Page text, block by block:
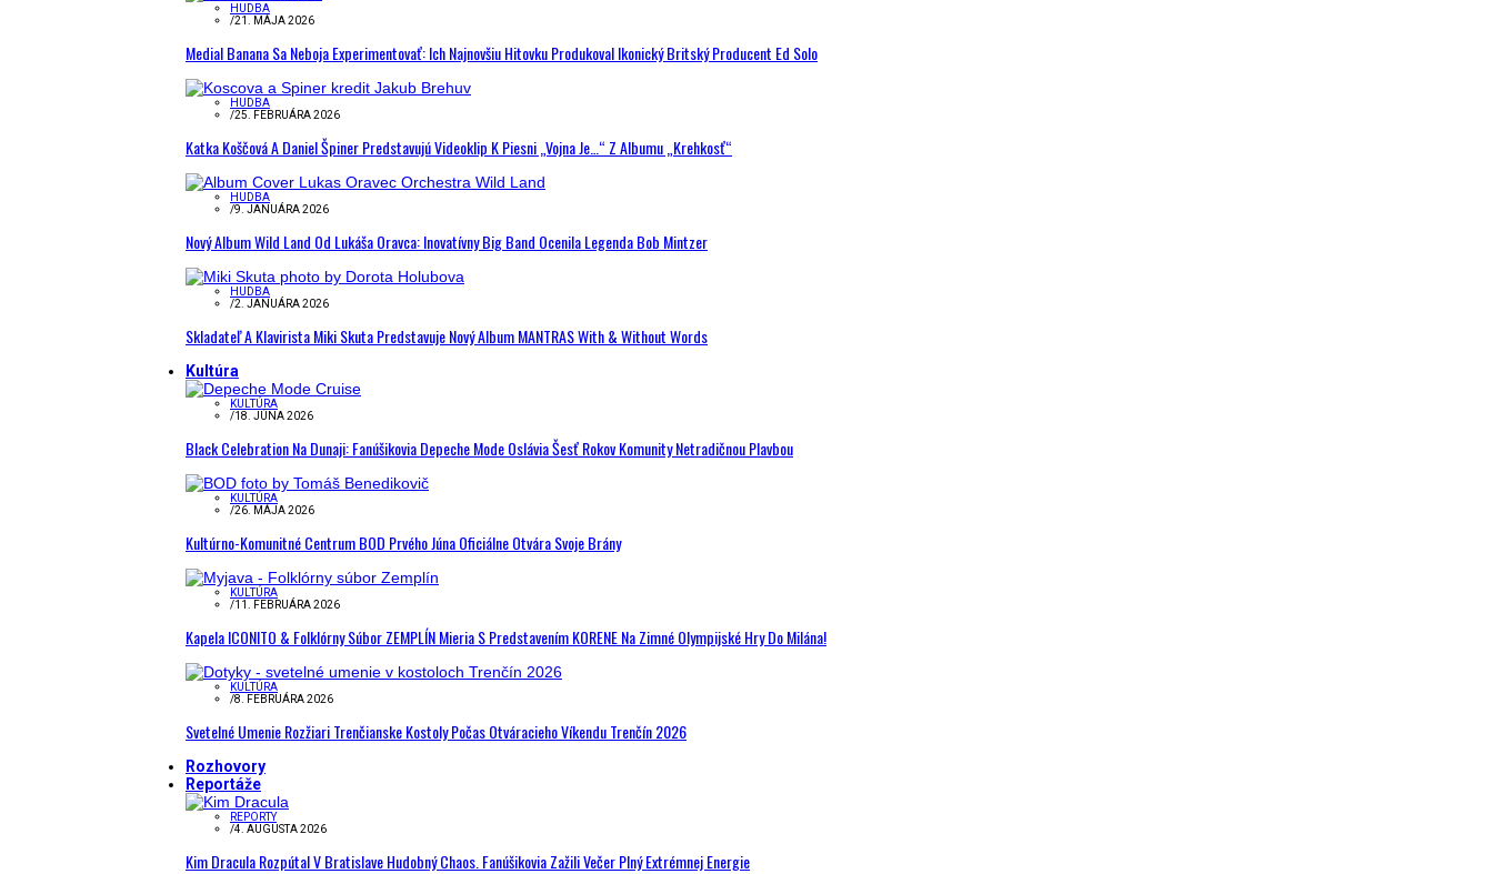
HUDBA
/21. MÁJA 2026
Medial Banana Sa Neboja Experimentovať: Ich Najnovšiu Hitovku Produkoval Ikonický Britský Producent Ed Solo
HUDBA
/25. FEBRUÁRA 2026
Katka Koščová A Daniel Špiner Predstavujú Videoklip K Piesni „Vojna Je…“ Z Albumu „Krehkosť“
HUDBA
/9. JANUÁRA 2026
Nový Album Wild Land Od Lukáša Oravca: Inovatívny Big Band Ocenila Legenda Bob Mintzer
HUDBA
/2. JANUÁRA 2026
Skladateľ A Klavirista Miki Skuta Predstavuje Nový Album MANTRAS With & Without Words
Kultúra
KULTÚRA
/18. JÚNA 2026
Black Celebration Na Dunaji: Fanúšikovia Depeche Mode Oslávia Šesť Rokov Komunity Netradičnou Plavbou
KULTÚRA
/26. MÁJA 2026
Kultúrno-Komunitné Centrum BOD Prvého Júna Oficiálne Otvára Svoje Brány
KULTÚRA
/11. FEBRUÁRA 2026
Kapela ICONITO & Folklórny Súbor ZEMPLÍN Mieria S Predstavením KORENE Na Zimné Olympijské Hry Do Milána!
KULTÚRA
/8. FEBRUÁRA 2026
Svetelné Umenie Rozžiari Trenčianske Kostoly Počas Otváracieho Víkendu Trenčín 2026
Rozhovory
Reportáže
REPORTY
/4. AUGUSTA 2026
Kim Dracula Rozpútal V Bratislave Hudobný Chaos. Fanúšikovia Zažili Večer Plný Extrémnej Energie